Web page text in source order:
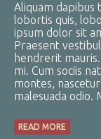
Aliquam dapibus
lobortis quis,
ipsum dolor sit
Praesent
hendrerit
mi. Cum sociis
montes,
malesuada
READ MORE